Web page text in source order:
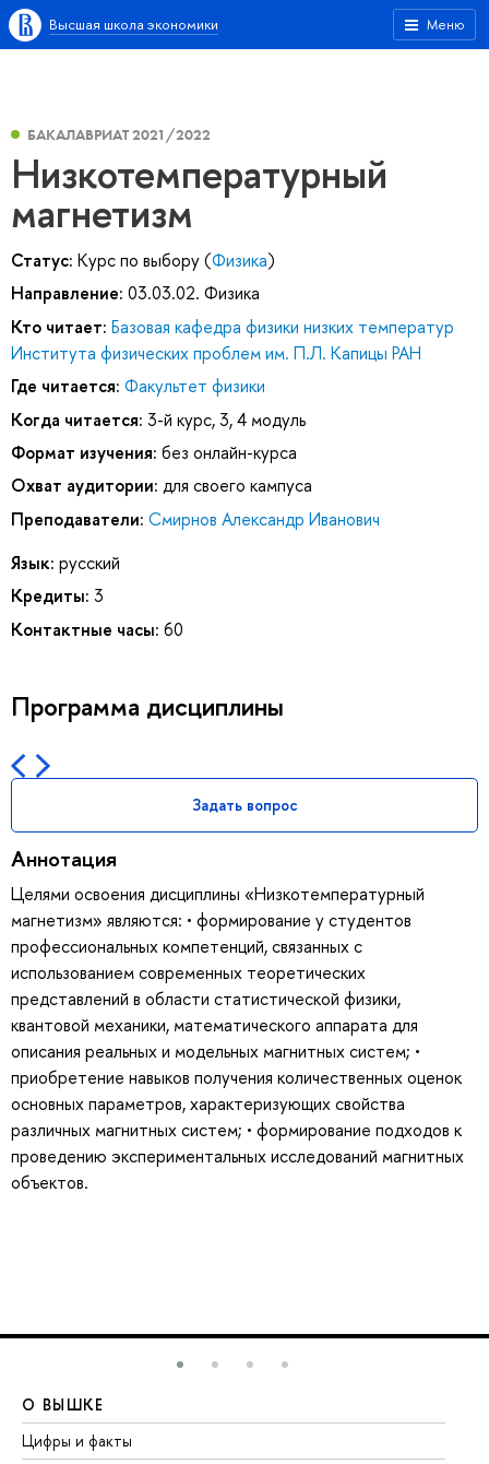
Меню
Высшая школа экономики
БАКАЛАВРИАТ 2021/2022
Низкотемпературный
магнетизм
Статус: Курс по выбору (Физика)
Направление: 03.03.02. Физика
Кто читает: Базовая кафедра физики низких температур
Института физических проблем им. П.Л. Капицы РАН
Где читается: Факультет физики
Когда читается: 3-й курс, 3, 4 модуль
Формат изучения: без онлайн-курса
Охват аудитории: для своего кампуса
Преподаватели: Смирнов Александр Иванович
Язык: русский
Кредиты: 3
Контактные часы: 60
Программа дисциплины
Задать вопрос
Аннотация
Целями освоения дисциплины «Низкотемпературный
магнетизм» являются: • формирование у студентов
профессиональных компетенций, связанных с
использованием современных теоретических
представлений в области статистической физики,
квантовой механики, математического аппарата для
описания реальных и модельных магнитных систем; •
приобретение навыков получения количественных оценок
основных параметров, характеризующих свойства
различных магнитных систем; • формирование подходов к
проведению экспериментальных исследований магнитных
объектов.
О ВЫШКЕ
Цифры и факты